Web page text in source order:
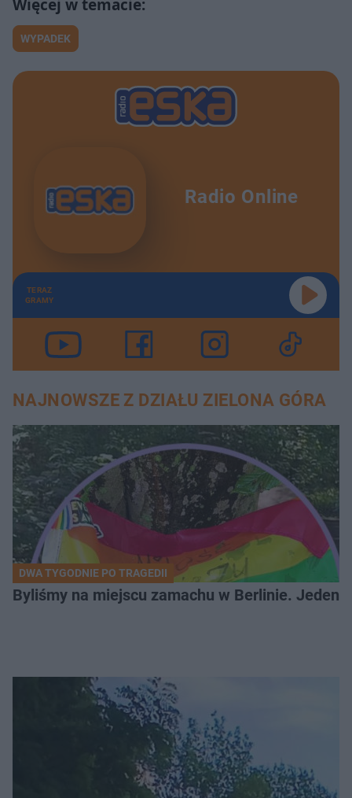
WYPADEK
Radio Online
TERAZ
GRAMY
NAJNOWSZE Z DZIAŁU ZIELONA GÓRA
DWA TYGODNIE PO TRAGEDII
Byliśmy na miejscu zamachu w Berlinie. Jeden